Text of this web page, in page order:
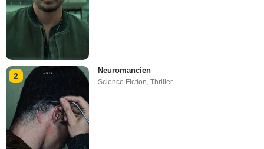
2
Neuromancien
Science Fiction ,Thriller